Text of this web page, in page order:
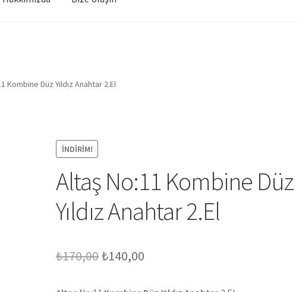
Kombine Düz Yıldız Anahtar 2.El
İNDIRIM!
Altaş No:11 Kombine Düz
Yıldız Anahtar 2.El
₺170,00Orijinal
₺140,00